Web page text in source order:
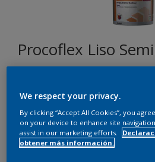
Procoflex Liso
Tamaño
We respect your privacy.
By clicking “Accept All Cookies”, you
on your device to enhance site
assist in our marketing efforts.
obtener más información.